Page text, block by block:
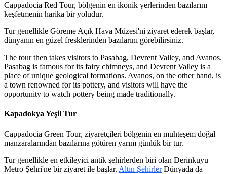
Cappadocia Red Tour, bölgenin en ikonik yerlerinden bazılarını
keşfetmenin harika bir yoludur.
Tur genellikle Göreme Açık Hava Müzesi'ni ziyaret ederek başlar,
dünyanın en güzel fresklerinden bazılarını görebilirsiniz.
The tour then takes visitors to Pasabag, Devrent Valley, and Avanos.
Pasabag is famous for its fairy chimneys, and Devrent Valley is a
place of unique geological formations. Avanos, on the other hand, is
a town renowned for its pottery, and visitors will have the
opportunity to watch pottery being made traditionally.
Kapadokya Yeşil Tur
Cappadocia Green Tour, ziyaretçileri bölgenin en muhteşem doğal
manzaralarından bazılarına götüren yarım günlük bir tur.
Tur genellikle en etkileyici antik şehirlerden biri olan Derinkuyu
Metro Şehri'ne bir ziyaret ile başlar. Altın ŞehirlerDünyada da